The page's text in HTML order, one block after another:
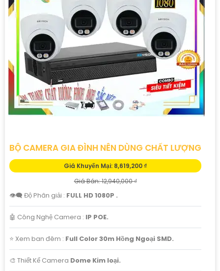
BỘ CAMERA GIA ĐÌNH NÊN DÙNG CHẤT LƯỢNG
Giá Khuyến Mại: 8,619,200 ₫
Giá Bán: 12,940,000 ₫
👁️‍🗨 Độ Phân giải : FULL HD 1080P .
🤖️ Công Nghệ Camera : IP POE.
⭐ Xem ban đêm : Full Color 30m Hồng Ngoại SMD.
🎨 Thiết Kế Camera Dome Kim loại.